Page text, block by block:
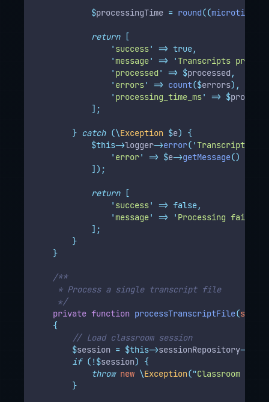
$processingTime = round((microtime
return
[
' success' => true,
'message' => 'Transcripts
' processed ' => $processed ,
' errors' => count($errors),
' processing_time_ms' => $
];
} catch (\Exception $e)
{
$this->logger->error( 'Transcript
' error' => $e->getMessage()
]);
return
[
' success' => false,
'message' => ' Processing failed:
];
}
}
/**
     * Process a single transcript file
     */
private function processTranscriptFile(string
{
// Load classroom session
$session = $this->sessionRepository->
if (!$session)
{
throw new \Exception("Classroom
}